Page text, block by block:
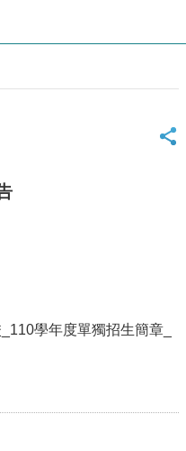
學年度單獨招生簡章_